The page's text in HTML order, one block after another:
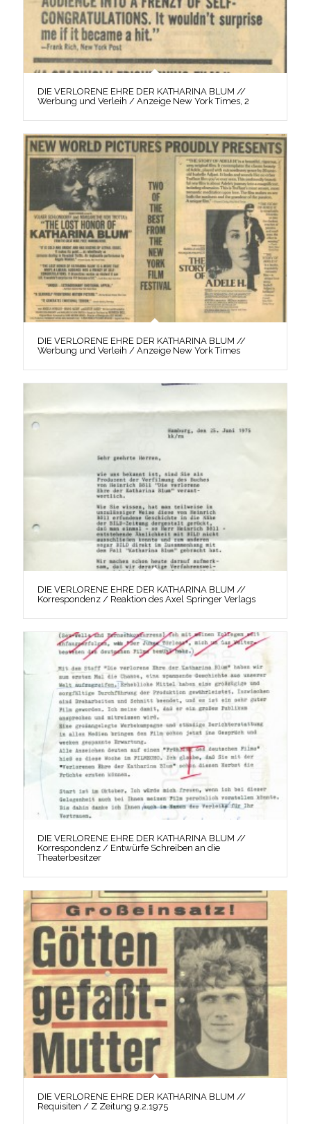
DIE VERLORENE EHRE DER KATHARINA BLUM //
Werbung und Verleih / Anzeige New York Times, 2
DIE VERLORENE EHRE DER KATHARINA BLUM //
Werbung und Verleih / Anzeige New York Times
DIE VERLORENE EHRE DER KATHARINA BLUM //
Korrespondenz / Reaktion des Axel Springer Verlags
DIE VERLORENE EHRE DER KATHARINA BLUM //
Korrespondenz / Entwürfe Schreiben an die
Theaterbesitzer
DIE VERLORENE EHRE DER KATHARINA BLUM //
Requisiten / Z Zeitung 9.2.1975